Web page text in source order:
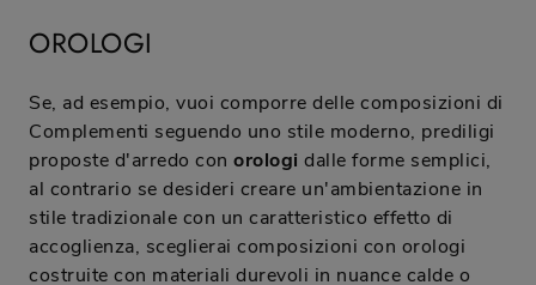
OROLOGI
Se, ad esempio, vuoi comporre delle composizioni di
Complementi seguendo uno stile moderno, prediligi
proposte d'arredo con orologi dalle forme semplici,
al contrario se desideri creare un'ambientazione in
stile tradizionale con un caratteristico effetto di
accoglienza, sceglierai composizioni con orologi
costruite con materiali durevoli in nuance calde o